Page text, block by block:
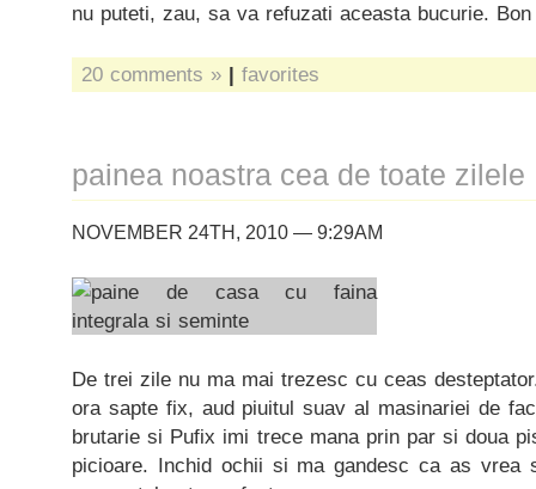
nu puteti, zau, sa va refuzati aceasta bucurie.
20 comments » | favorites
painea noastra cea de toate zilele
NOVEMBER 24TH, 2010 — 9:29AM
De trei zile nu ma mai trezesc cu ceas
ora sapte fix, aud piuitul suav al masinariei de
brutarie si Pufix imi trece mana prin par si doua
picioare. Inchid ochii si ma gandesc ca as vrea